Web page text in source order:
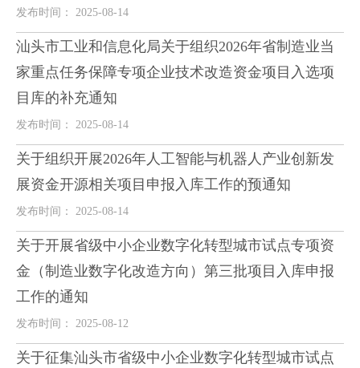
发布时间： 2025-08-14
汕头市工业和信息化局关于组织2026年省制造业当
家重点任务保障专项企业技术改造资金项目入选项
目库的补充通知
发布时间： 2025-08-14
关于组织开展2026年人工智能与机器人产业创新发
展资金开源相关项目申报入库工作的预通知
发布时间： 2025-08-14
关于开展省级中小企业数字化转型城市试点专项资
金（制造业数字化改造方向）第三批项目入库申报
工作的通知
发布时间： 2025-08-12
关于征集汕头市省级中小企业数字化转型城市试点